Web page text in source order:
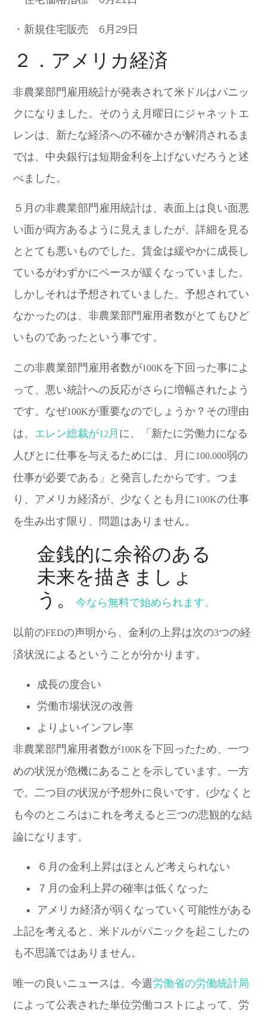
・新規住宅販売6 月29 日
２．アメリカ経済
非農業部門雇用統計が発表されて米ドルはパニッ
クになりました。そのうえ月曜日にジャネットエ
レンは、新たな経済への不確かさが解消されるま
では、中央銀行は短期金利を上げないだろうと述
べました。
５月の非農業部門雇用統計は、表面上は良い面悪
い面が両方あるように見えましたが、詳細を見る
ととても悪いものでした。賃金は緩やかに成長し
ているがわずかにペースが緩くなっていました。
しかしそれは予想されていました。予想されてい
なかったのは、非農業部門雇用者数がとてもひど
いものであったという事です。
この非農業部門雇用者数が100Kを下回った事によ
って、悪い統計への反応がさらに増幅されたよう
です。なぜ100Kが重要なのでしょうか？その理由
は、 エレン総裁が12 月 に、「新たに労働力になる
人びとに仕事を与えるためには、月に100.000弱の
仕事が必要である」と発言したからです。つま
り、アメリカ経済が、少なくとも月に100Kの仕事
を生み出す限り、問題はありません。
金銭的に余裕のある
未来を描きましょ
う。今なら無料で始められます。
以前のFEDの声明から、金利の上昇は次の3つの経
済状況によるということが分かります。
成長の度合い
労働市場状況の改善
よりよいインフレ率
非農業部門雇用者数が100Kを下回ったため、一つ
めの状況が危機にあることを示しています。一方
で。二つ目の状況が予想外に良いです。(少なくと
も今のところは)これを考えると三つの悲観的な結
論になります。
６月の金利上昇はほとんど考えられない
７月の金利上昇の確率は低くなった
アメリカ経済が弱くなっていく可能性がある
上記を考えると、米ドルがパニックを起こしたの
も不思議ではありません。
唯一の良いニュースは、今週労働省の労働統計局
によって公表された単位労働コストによって、労